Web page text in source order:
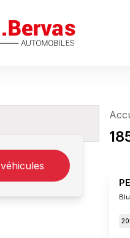
véhicules